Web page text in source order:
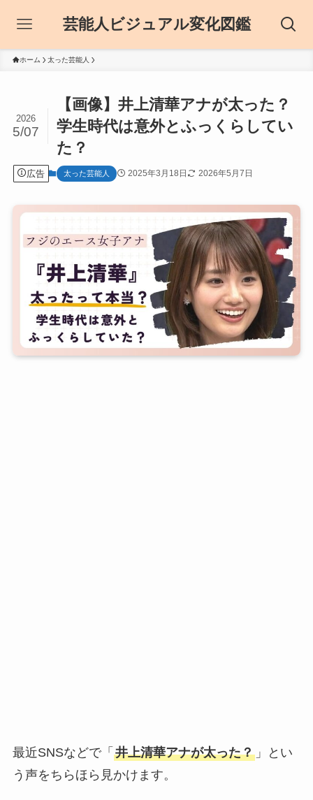
芸能人ビジュアル変化図鑑
ホーム 太った芸能人
【画像】井上清華アナが太った？
学生時代は意外とふっくらしてい
た？
2026
5/07
広告 太った芸能人 2025年3月18日 2026年5月7日
最近SNSなどで「 井上清華アナが太った？」とい
う声をちらほら見かけます。